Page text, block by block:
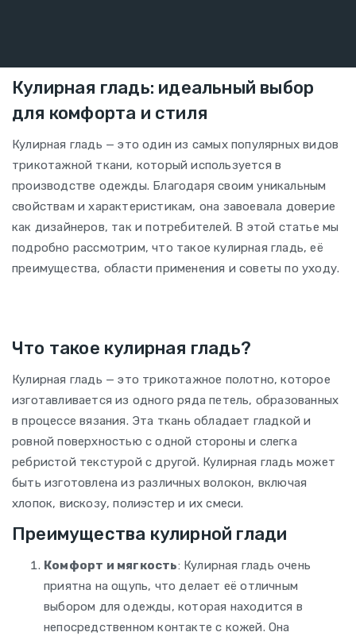
Кулирная гладь: идеальный выбор
для комфорта и стиля
Кулирная гладь — это один из самых популярных видов
трикотажной ткани, который используется в
производстве одежды. Благодаря своим уникальным
свойствам и характеристикам, она завоевала доверие
как дизайнеров, так и потребителей. В этой статье мы
подробно рассмотрим, что такое кулирная гладь, её
преимущества, области применения и советы по уходу.
Что такое кулирная гладь?
Кулирная гладь — это трикотажное полотно, которое
изготавливается из одного ряда петель, образованных
в процессе вязания. Эта ткань обладает гладкой и
ровной поверхностью с одной стороны и слегка
ребристой текстурой с другой. Кулирная гладь может
быть изготовлена из различных волокон, включая
хлопок, вискозу, полиэстер и их смеси.
Преимущества кулирной глади
Комфорт и мягкость: Кулирная гладь очень
приятна на ощупь, что делает её отличным
выбором для одежды, которая находится в
непосредственном контакте с кожей. Она